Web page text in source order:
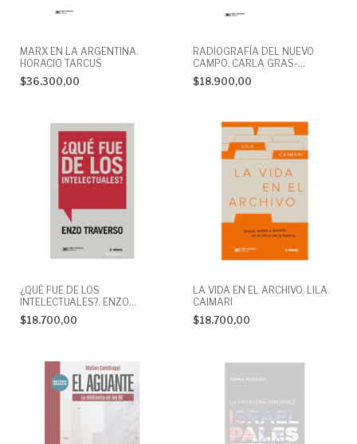
MARX EN LA ARGENTINA.
HORACIO TARCUS
$36.300,00
RADIOGRAFÍA DEL NUEVO
CAMPO. CARLA GRAS-
VALERIA HERNÁNDEZ
$18.900,00
¿QUÉ FUE DE LOS
INTELECTUALES?. ENZO
TRAVERSO
$18.700,00
LA VIDA EN EL ARCHIVO. LILA
CAIMARI
$18.700,00